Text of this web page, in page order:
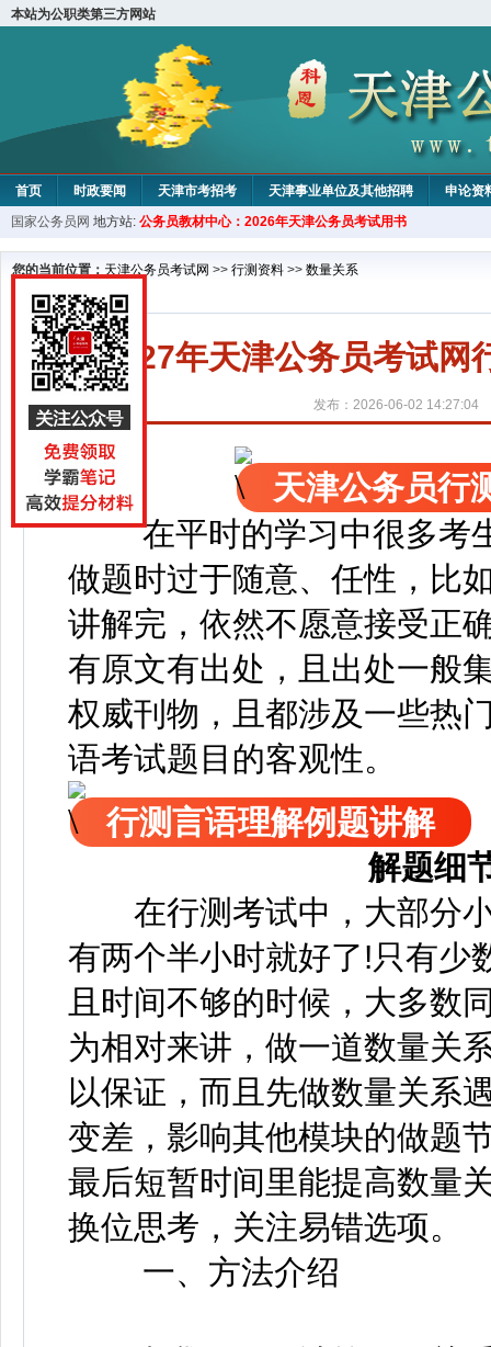
本站为公职类第三方网站
首页 时政要闻 天津市考招考 天津事业单位及其他招聘 申论资
教材中心
国家公务员网 地方站: 公务员教材中心：2026年天津公务员考试用书
您的当前位置： 天津公务员考试网 >> 行测资料 >> 数量关系
2027年天津公务员考试网
发布：2026-06-02 14:27:04
天津公务员行
在平时的学习中很多考
做题时过于随意、任性，比
讲解完，依然不愿意接受正
有原文有出处，且出处一般
权威刊物，且都涉及一些热
语考试题目的客观性。
行测言语理解例题讲解
解题细
在行测考试中，大部分小
有两个半小时就好了!只有少
且时间不够的时候，大多数
为相对来讲，做一道数量关
以保证，而且先做数量关系
变差，影响其他模块的做题
最后短暂时间里能提高数量
换位思考，关注易错选项。
一、方法介绍